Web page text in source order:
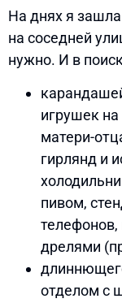
На днях я
на соседней
нужно. И в
игрушек
матери-
гирлянд и
пивом,
дрелями
отделом с